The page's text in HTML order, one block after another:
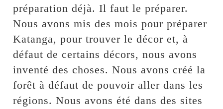
préparation déjà. Il faut le préparer.
Nous avons mis des mois pour préparer
Katanga, pour trouver le décor et, à
défaut de certains décors, nous avons
inventé des choses. Nous avons créé la
forêt à défaut de pouvoir aller dans les
régions. Nous avons été dans des sites